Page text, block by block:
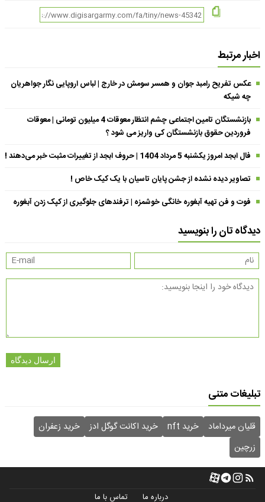
اخبار مرتبط
عکس تفریح رامبد جوان و همسر سومش در خارج | لباس اروپایی نگار جواهریان
چه شیکه
بازنشستگان تامین اجتماعی چشم انتظار معوقات 4 میلیون تومانی | معوقات
فروردین حقوق بازنشستگان کی واریز می شود ؟
فال ابجد امروز یکشنبه 5 مرداد 1404 | حروف ابجد از تغییرات مثبت خبر می‌دهند !
تصاویر دیده نشده از جشن پایان تاسیان با یک کیک خاص !
فوت و فن تهیه آبغوره خانگی خوشمزه | ترفندهای جلوگیری از کپک زدن آبغوره
دیدگاه تان را بنویسید
ارسال دیدگاه
تبلیغات متنی
قلیان میرداماد خرید nft خرید اکانت گوگل ادز
خرید زعفران
زرچین
درباره ما تماس با ما